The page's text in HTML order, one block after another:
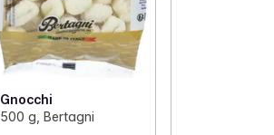
Gnocchi
500 g, Bertagni